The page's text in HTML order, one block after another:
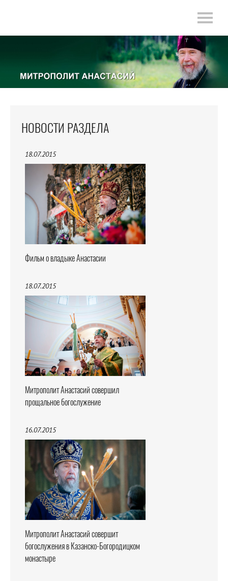
НОВОСТИ РАЗДЕЛА
18.07.2015
Фильм о владыке Анастасии
18.07.2015
Митрополит Анастасий совершил
прощальное богослужение
16.07.2015
Митрополит Анастасий совершит
богослужения в Казанско-Богородицком
монастыре